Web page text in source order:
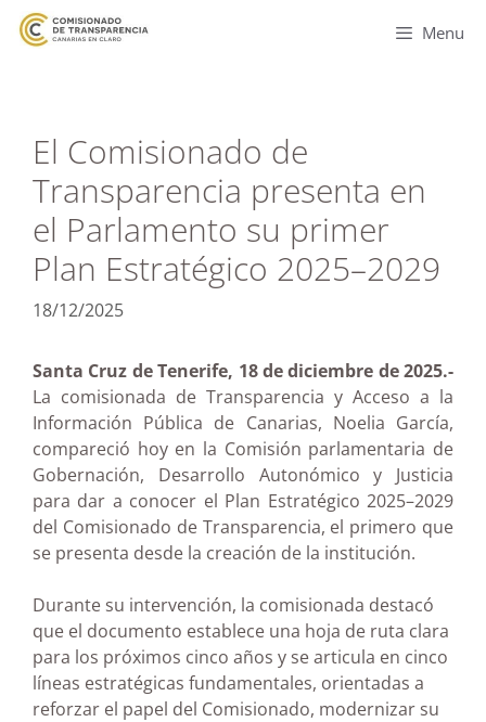
Menu
El Comisionado de
Transparencia presenta en
el Parlamento su primer
Plan Estratégico 2025–2029
18/12/2025
Santa Cruz de Tenerife, 18 de diciembre de 2025.-
La comisionada de Transparencia y Acceso a la
Información Pública de Canarias, Noelia García,
compareció hoy en la Comisión parlamentaria de
Gobernación, Desarrollo Autonómico y Justicia
para dar a conocer el Plan Estratégico 2025–2029
del Comisionado de Transparencia, el primero que
se presenta desde la creación de la institución.
Durante su intervención, la comisionada destacó
que el documento establece una hoja de ruta clara
para los próximos cinco años y se articula en cinco
líneas estratégicas fundamentales, orientadas a
reforzar el papel del Comisionado, modernizar su